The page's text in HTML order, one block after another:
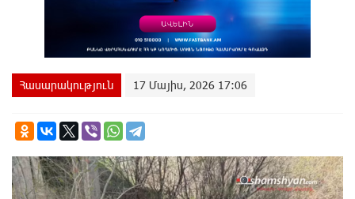
Հասարակություն 17 Մայիս, 2026 17:06